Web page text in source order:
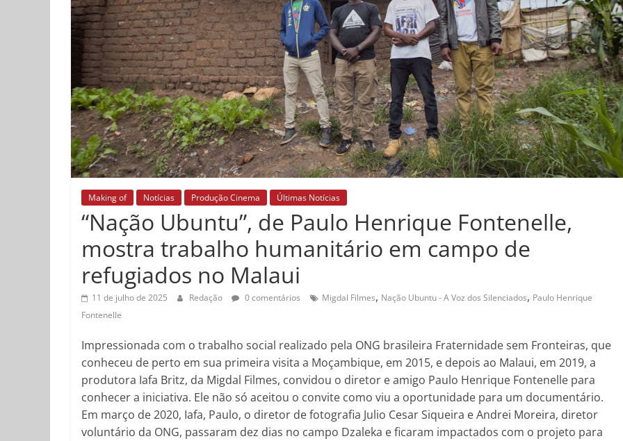
Making of Notícias Produção Cinema Últimas Notícias
“Nação Ubuntu”, de Paulo Henrique Fontenelle,
mostra trabalho humanitário em campo de
refugiados no Malaui
11 de julho de 2025 Redação 0 comentários Migdal Filmes, Nação Ubuntu - A Voz dos Silenciados, Paulo Henrique
Fontenelle
Impressionada com o trabalho social realizado pela ONG brasileira Fraternidade sem Fronteiras, que
conheceu de perto em sua primeira visita a Moçambique, em 2015, e depois ao Malaui, em 2019, a
produtora Iafa Britz, da Migdal Filmes, convidou o diretor e amigo Paulo Henrique Fontenelle para
conhecer a iniciativa. Ele não só aceitou o convite como viu a oportunidade para um documentário.
Em março de 2020, Iafa, Paulo, o diretor de fotografia Julio Cesar Siqueira e Andrei Moreira, diretor
voluntário da ONG, passaram dez dias no campo Dzaleka e ficaram impactados com o projeto para